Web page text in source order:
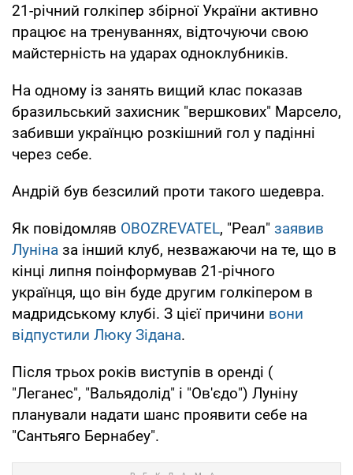
21-річний голкіпер збірної України активно
працює на тренуваннях, відточуючи свою
майстерність на ударах одноклубників.
На одному із занять вищий клас показав
бразильський захисник "вершкових" Марсело,
забивши українцю розкішний гол у падінні
через себе.
Андрій був безсилий проти такого шедевра.
Як повідомляв OBOZREVATEL, "Реал" заявив
Луніна за інший клуб, незважаючи на те, що в
кінці липня поінформував 21-річного
українця, що він буде другим голкіпером в
мадридському клубі. З цієї причини вони
відпустили Люку Зідана.
Після трьох років виступів в орендi (
"Леганес", "Вальядолід" і "Ов'єдо") Луніну
планували надати шанс проявити себе на
"Сантьяго Бернабеу".